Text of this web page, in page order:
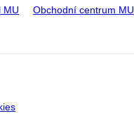
MU Obchodní centrum MU